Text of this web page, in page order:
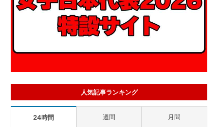
人気記事ランキング
24時間 週間 月間